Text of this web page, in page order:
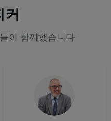
커
이 함께했습니다